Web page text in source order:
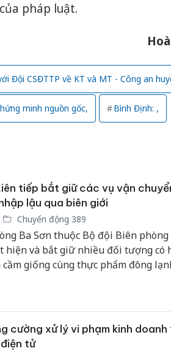
pháp luật.
Đội CSĐTTP về KT và MT - Công an
minh nguồn gốc, Bình Định: ,
tiếp bắt giữ các vụ vận
lậu qua biên giới
Chuyển động 389
Ba Sơn thuộc Bộ đội Biên
hiện và bắt giữ nhiều đối tượng có
giống cùng thực phẩm đông
cường xử lý vi phạm kinh
tử